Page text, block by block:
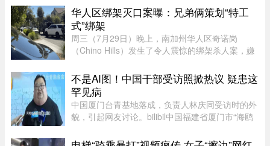
布的分析研究，指出AI市场 ...
华人区绑架灭口案曝：兄弟俩策划“特工
式”绑架
周三（7月29日）晚上，南加州华人区奇诺岗
（Chino Hills）发生了令人震惊的绑架杀人案，嫌
者，此种暴行震惊了全美。周五（7月31日），圣
贝纳迪诺县（San Bernardino Coun ...
不是AI图！中国干部受访照掀热议 疑患这
罕见病
中国厦门台青基地落成，负责人林庆同受访时的外
貌，引起网友讨论。bilibil中国福建省厦门市“海鸥
时，异常肿大的脖子引起网友议论，被怀疑是AI特